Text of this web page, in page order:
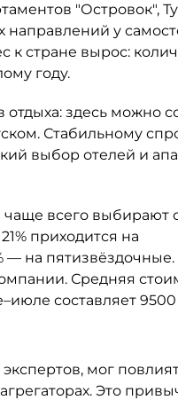
"Островок",
у
к стране вырос:
году.
здесь можно
Стабильному
выбор отелей и
всего выбирают
приходится на
— на
Средняя
составляет
мог
Это